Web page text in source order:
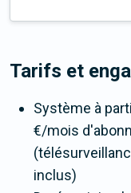
Tarifs et
Système à
€/mois
inclus)